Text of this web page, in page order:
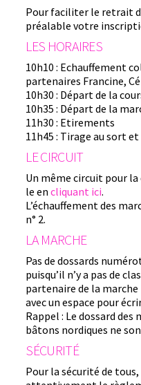
Pour faciliter le retrait
préalable votre
LES HORAIRES
10h10 : Echauffement
partenaires Francine,
10h30 : Départ de la
10h35 : Départ de la
11h30 : Etirements
11h45 : Tirage au sort
LE CIRCUIT
Un même circuit pour
le encliquant ici.
L’échauffement des
n° 2.
LA MARCHE
Pas de dossards
puisqu’il n’y a pas de
partenaire de la marche
avec un espace pour
Rappel : Le dossard des
bâtons nordiques ne
SÉCURITÉ
Pour la sécurité de